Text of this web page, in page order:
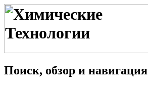
Поиск, обзор и навигация